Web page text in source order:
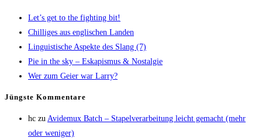
Let’s get to the fight­ing bit!
Chil­li­ges aus eng­li­schen Landen
Lin­gu­is­ti­sche Aspek­te des Slang (7)
Pie in the sky – Eska­pis­mus & Nostalgie
Wer zum Gei­er war Larry?
Jüngs­te Kommentare
hc zu Avi­de­mux Batch – Sta­pel­ver­ar­bei­tung leicht gemacht (mehr
oder weniger)